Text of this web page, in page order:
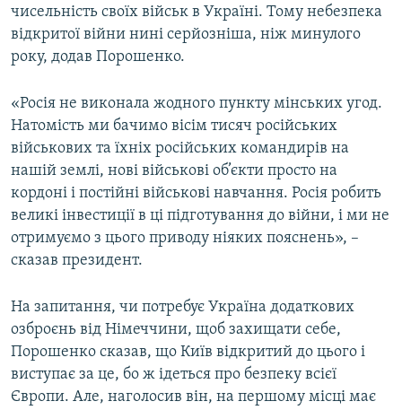
чисельність своїх військ в Україні. Тому небезпека
відкритої війни нині серйозніша, ніж минулого
року, додав Порошенко.
«Росія не виконала жодного пункту мінських угод.
Натомість ми бачимо вісім тисяч російських
військових та їхніх російських командирів на
нашій землі, нові військові об’єкти просто на
кордоні і постійні військові навчання. Росія робить
великі інвестиції в ці підготування до війни, і ми не
отримуємо з цього приводу ніяких пояснень», –
сказав президент.
На запитання, чи потребує Україна додаткових
озброєнь від Німеччини, щоб захищати себе,
Порошенко сказав, що Київ відкритий до цього і
виступає за це, бо ж ідеться про безпеку всієї
Європи. Але, наголосив він, на першому місці має